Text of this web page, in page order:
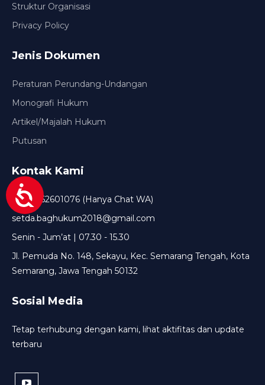
Struktur Organisasi
Privacy Policy
Jenis Dokumen
Peraturan Perundang-Undangan
Monografi Hukum
Artikel/Majalah Hukum
Putusan
Kontak Kami
+6285162601076 (Hanya Chat WA)
setda.baghukum2018@gmail.com
Senin - Jum’at | 07.30 - 15.30
Jl. Pemuda No. 148, Sekayu, Kec. Semarang Tengah, Kota
Semarang, Jawa Tengah 50132
Sosial Media
Tetap terhubung dengan kami, lihat aktifitas dan update
terbaru